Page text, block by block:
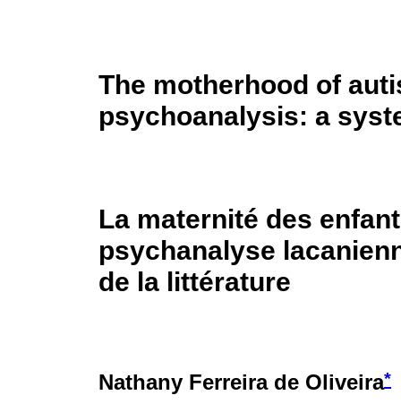
The motherhood of
psychoanalysis: a
La maternité des
psychanalyse
de la littérature
Nathany Ferreira de Oliveira*